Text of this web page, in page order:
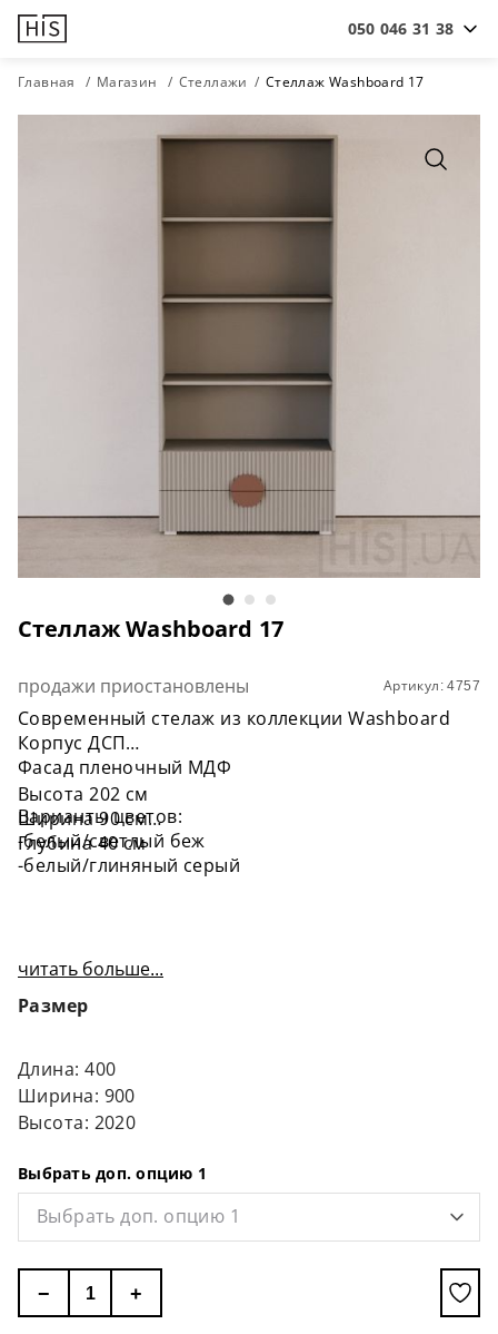
050 046 31 38
Главная Магазин Стеллажи Стеллаж Washboard 17
Стеллаж Washboard 17
Артикул: 4757
продажи приостановлены
Современный стелаж из коллекции Washboard
Корпус ДСП
Фасад пленочный МДФ
Варианты цветов:
-белый/светлый беж
-белый/глиняный серый
Высота 202 см
Ширина 90 см
Глубина 40 см
читать больше...
Размер
Длина: 400
Ширина: 900
Высота: 2020
Выбрать доп. опцию 1
Выбрать доп. опцию 1
− +